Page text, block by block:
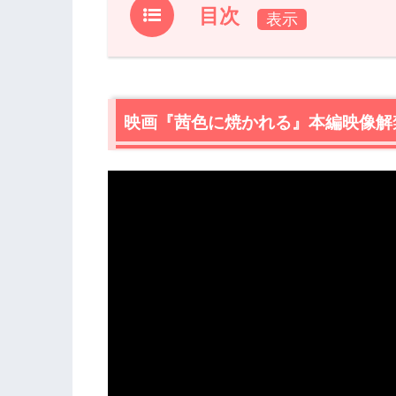
目次
1.映画『茜色に焼かれる』本編映像解禁
3. 映画『茜色に焼かれる』作品情報
3.1あらすじ
映画『茜色に焼かれる』本編映像解